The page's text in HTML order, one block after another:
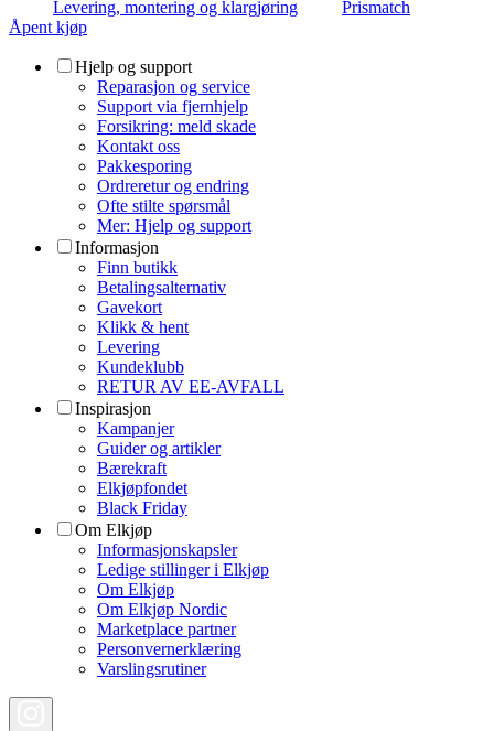
Levering, montering og klargjøring
Prismatch
Åpent kjøp
Hjelp og support
Reparasjon og service
Support via fjernhjelp
Forsikring: meld skade
Kontakt oss
Pakkesporing
Ordreretur og endring
Ofte stilte spørsmål
Mer: Hjelp og support
Informasjon
Finn butikk
Betalingsalternativ
Gavekort
Klikk & hent
Levering
Kundeklubb
RETUR AV EE-AVFALL
Inspirasjon
Kampanjer
Guider og artikler
Bærekraft
Elkjøpfondet
Black Friday
Om Elkjøp
Informasjonskapsler
Ledige stillinger i Elkjøp
Om Elkjøp
Om Elkjøp Nordic
Marketplace partner
Personvernerklæring
Varslingsrutiner